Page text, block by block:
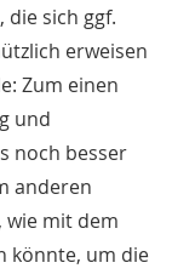
die sich ggf.
erweisen
Zum einen
und
noch besser
anderen
wie mit dem
könnte, um die